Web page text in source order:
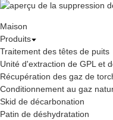
Maison
Produits
Traitement des têtes de puits
Unité d'extraction de GPL et
Récupération des gaz de
Conditionnement au gaz
Skid de décarbonation
Patin de déshydratation